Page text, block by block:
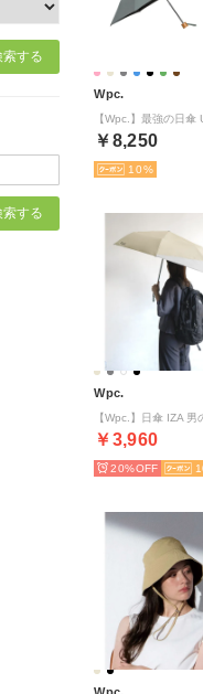
Wpc.
￥8,250
10
Wpc.
￥3,960
20%
Wpc.